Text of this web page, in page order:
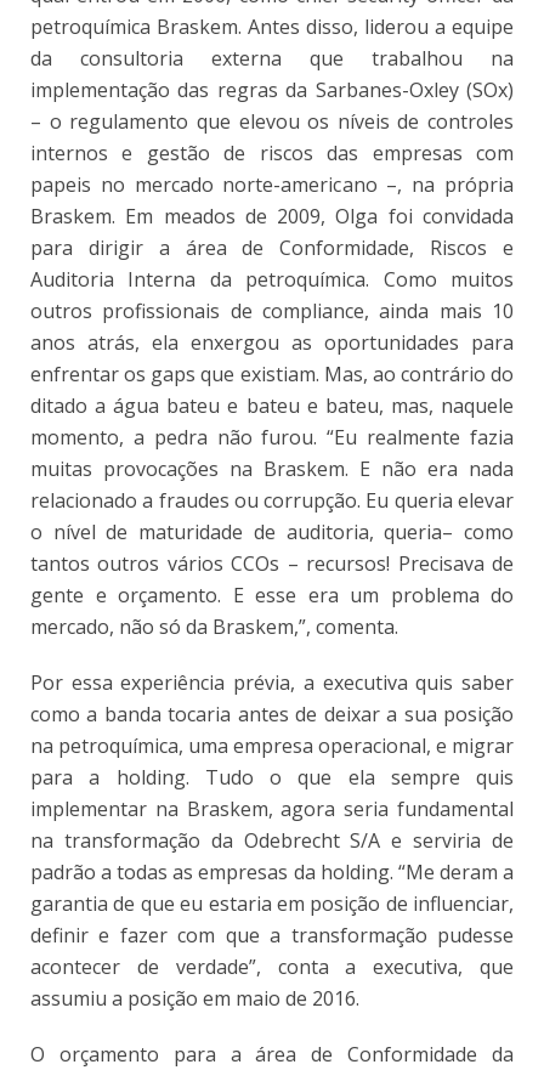
petroquímica Braskem. Antes disso, liderou a equipe
da consultoria externa que trabalhou na
implementação das regras da Sarbanes-Oxley (SOx)
– o regulamento que elevou os níveis de controles
internos e gestão de riscos das empresas com
papeis no mercado norte-americano –, na própria
Braskem. Em meados de 2009, Olga foi convidada
para dirigir a área de Conformidade, Riscos e
Auditoria Interna da petroquímica. Como muitos
outros profissionais de compliance, ainda mais 10
anos atrás, ela enxergou as oportunidades para
enfrentar os gaps que existiam. Mas, ao contrário do
ditado a água bateu e bateu e bateu, mas, naquele
momento, a pedra não furou. “Eu realmente fazia
muitas provocações na Braskem. E não era nada
relacionado a fraudes ou corrupção. Eu queria elevar
o nível de maturidade de auditoria, queria– como
tantos outros vários CCOs – recursos! Precisava de
gente e orçamento. E esse era um problema do
mercado, não só da Braskem,”, comenta.
Por essa experiência prévia, a executiva quis saber
como a banda tocaria antes de deixar a sua posição
na petroquímica, uma empresa operacional, e migrar
para a holding. Tudo o que ela sempre quis
implementar na Braskem, agora seria fundamental
na transformação da Odebrecht S/A e serviria de
padrão a todas as empresas da holding. “Me deram a
garantia de que eu estaria em posição de influenciar,
definir e fazer com que a transformação pudesse
acontecer de verdade”, conta a executiva, que
assumiu a posição em maio de 2016.
O orçamento para a área de Conformidade da